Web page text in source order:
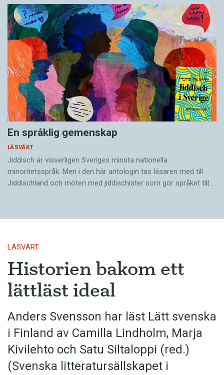
En språklig gemenskap
LÄSVÄRT
Jiddisch är visserligen Sveriges minsta nationella
minoritetsspråk. Men i den här antologin tas läsaren med till
Jiddischland och möten med jiddischister som gör språket till…
LÄSVÄRT
Historien bakom ett
lättläst ideal
Anders Svensson har läst Lätt svenska
i Finland av Camilla Lindholm, Marja
Kivilehto och Satu Siltaloppi (red.)
(Svenska litteratur­sällskapet i